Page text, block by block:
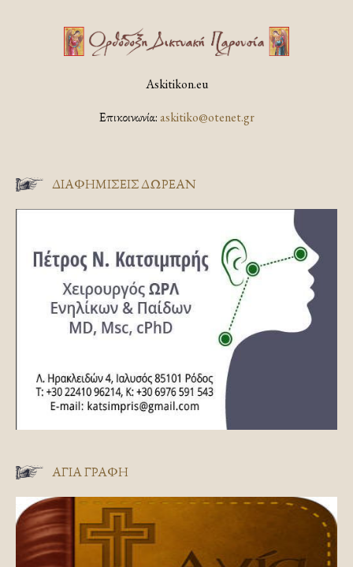
Askitikon.eu
Επικοινωνία:askitiko@otenet.gr
ΔΙΑΦΗΜΊΣΕΙΣ ΔΩΡΕΆΝ
ΑΓΊΑ ΓΡΑΦΉ